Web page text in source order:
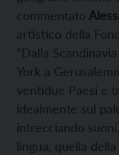
commentato
artistico della
“Dalla
York a
ventidue Paesi e
idealmente sul
intrecciando
lingua, quella